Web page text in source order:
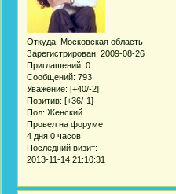
Откуда: Московская область
Зарегистрирован: 2009-08-26
Приглашений: 0
Сообщений: 793
Уважение: [+40/-2]
Позитив: [+36/-1]
Пол: Женский
Провел на форуме:
4 дня 0 часов
Последний визит:
2013-11-14 21:10:31